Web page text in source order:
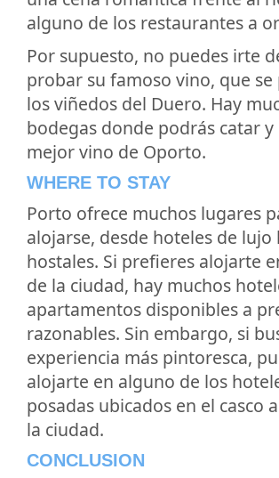
alguno de los restaurantes a
Por supuesto, no puedes irte
probar su famoso vino, que se
los viñedos del Duero. Hay
bodegas donde podrás catar
mejor vino de Oporto.
WHERE TO STAY
Porto ofrece muchos lugares
alojarse, desde hoteles de lujo
hostales. Si prefieres alojarte
de la ciudad, hay muchos
apartamentos disponibles a
razonables. Sin embargo, si
experiencia más pintoresca,
alojarte en alguno de los
posadas ubicados en el casco
la ciudad.
CONCLUSION